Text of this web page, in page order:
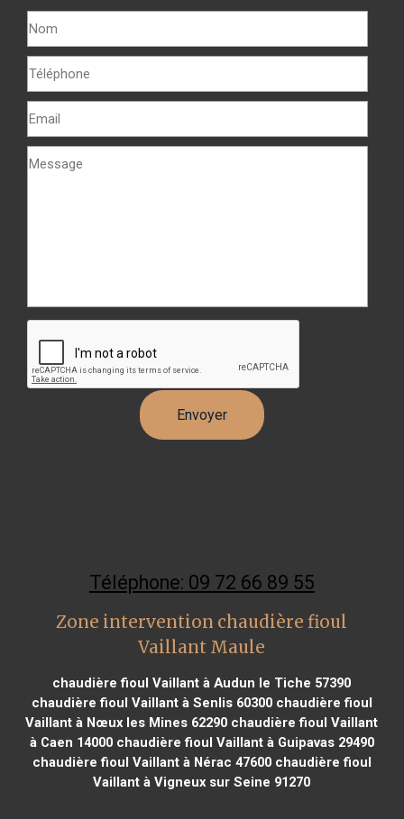
Téléphone: 09 72 66 89 55
Zone intervention chaudière fioul
Vaillant Maule
chaudière fioul Vaillant à Audun le Tiche 57390
chaudière fioul Vaillant à Senlis 60300chaudière fioul
Vaillant à Nœux les Mines 62290 chaudière fioul Vaillant
à Caen 14000chaudière fioul Vaillant à Guipavas 29490
chaudière fioul Vaillant à Nérac 47600chaudière fioul
Vaillant à Vigneux sur Seine 91270